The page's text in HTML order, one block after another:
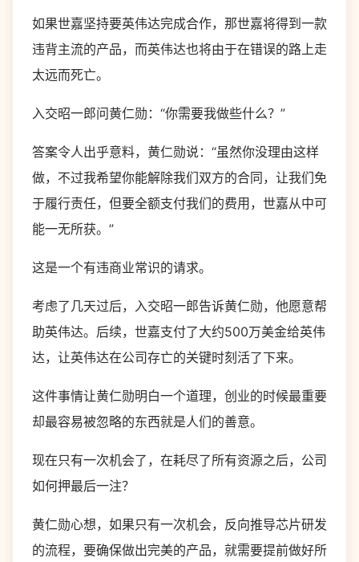
如果世嘉坚持要英伟达完成合作，那世嘉将得到一款
违背主流的产品，而英伟达也将由于在错误的路上走
太远而死亡。
入交昭一郎问黄仁勋：“你需要我做些什么？”
答案令人出乎意料，黄仁勋说：“虽然你没理由这样
做，不过我希望你能解除我们双方的合同，让我们免
于履行责任，但要全额支付我们的费用，世嘉从中可
能一无所获。”
这是一个有违商业常识的请求。
考虑了几天过后，入交昭一郎告诉黄仁勋，他愿意帮
助英伟达。后续，世嘉支付了大约500万美金给英伟
达，让英伟达在公司存亡的关键时刻活了下来。
这件事情让黄仁勋明白一个道理，创业的时候最重要
却最容易被忽略的东西就是人们的善意。
现在只有一次机会了，在耗尽了所有资源之后，公司
如何押最后一注？
黄仁勋心想，如果只有一次机会，反向推导芯片研发
的流程，要确保做出完美的产品，就需要提前做好所